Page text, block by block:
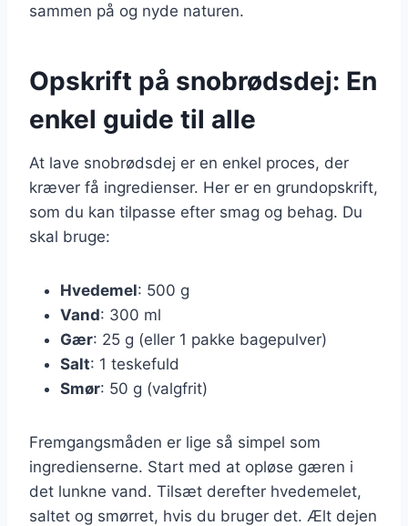
sammen på og nyde naturen.
Opskrift på snobrødsdej: En
enkel guide til alle
At lave snobrødsdej er en enkel proces, der
kræver få ingredienser. Her er en grundopskrift,
som du kan tilpasse efter smag og behag. Du
skal bruge:
Hvedemel: 500 g
Vand: 300 ml
Gær: 25 g (eller 1 pakke bagepulver)
Salt: 1 teskefuld
Smør: 50 g (valgfrit)
Fremgangsmåden er lige så simpel som
ingredienserne. Start med at opløse gæren i
det lunkne vand. Tilsæt derefter hvedemelet,
saltet og smørret, hvis du bruger det. Ælt dejen